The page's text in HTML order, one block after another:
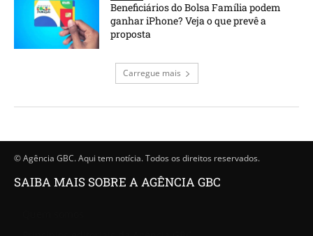
Beneficiários do Bolsa Família podem
ganhar iPhone? Veja o que prevê a
proposta
Carregue mais
© Agência GBC. Aqui tem notícia. Todos os direitos reservados.
SAIBA MAIS SOBRE A AGÊNCIA GBC